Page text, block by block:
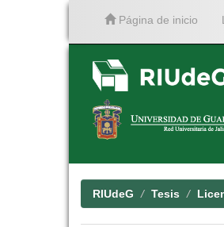
Página de inicio
RIUdeG Tesis